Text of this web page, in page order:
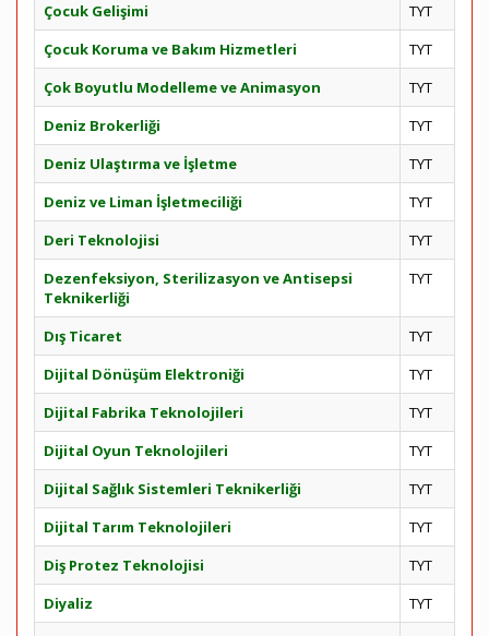
Çocuk Gelişimi
TYT
Çocuk Koruma ve Bakım Hizmetleri
TYT
Çok Boyutlu Modelleme ve Animasyon
TYT
Deniz Brokerliği
TYT
Deniz Ulaştırma ve İşletme
TYT
Deniz ve Liman İşletmeciliği
TYT
Deri Teknolojisi
TYT
Dezenfeksiyon, Sterilizasyon ve Antisepsi
Teknikerliği
TYT
Dış Ticaret
TYT
Dijital Dönüşüm Elektroniği
TYT
Dijital Fabrika Teknolojileri
TYT
Dijital Oyun Teknolojileri
TYT
Dijital Sağlık Sistemleri Teknikerliği
TYT
Dijital Tarım Teknolojileri
TYT
Diş Protez Teknolojisi
TYT
Diyaliz
TYT